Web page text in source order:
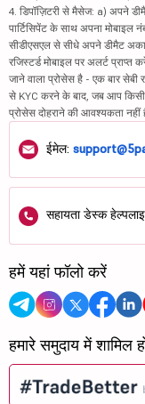
4. डिपॉज़िटरी से मैसेज: a) अपने
पार्टिसिपेंट के साथ अपना मोबाइल
सीडीएसएल से सीधे अपने डीमैट
रजिस्टर्ड मोबाइल पर अलर्ट
जाने वाला प्रोसेस है - एक बार सेबी
से KYC करने के बाद, जब आप किसी
प्रोसेस दोहराने की आवश्यकता नहीं
ईमेल:
सहायता डेस्क
हमें यहां फॉलो करें
हमारे समुदाय में शामिल